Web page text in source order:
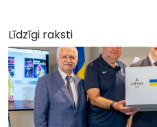
Līdzīgi raksti